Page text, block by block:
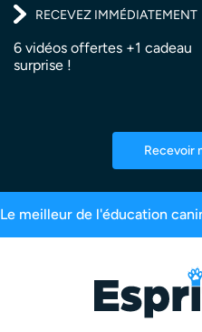
RECEVEZ IMMÉDIATEMENT
6 vidéos offertes +1 cadeau
surprise !
Recevoir
maîtres inscrits